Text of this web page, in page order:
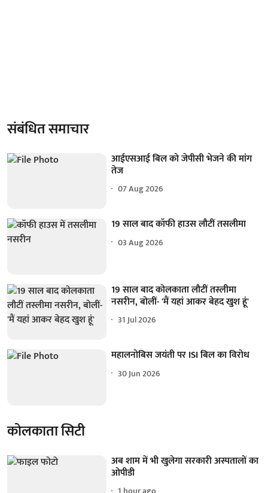
संबंधित समाचार
आईएसआई बिल को जेपीसी भेजने की मांग
तेज
07 Aug 2026
19 साल बाद कॉफी हाउस लौटीं तसलीमा
03 Aug 2026
19 साल बाद कोलकाता लौटीं तस्लीमा
नसरीन, बोलीं- 'मैं यहां आकर बेहद खुश हूं'
31 Jul 2026
महालनोबिस जयंती पर ISI बिल का विरोध
30 Jun 2026
कोलकाता सिटी
अब शाम में भी खुलेगा सरकारी अस्पतालों का
ओपीडी